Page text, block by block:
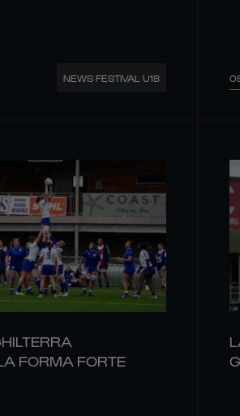
NEWS FESTIVAL U18
FORMA FORTE